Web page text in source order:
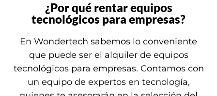
¿Por qué rentar equipos
tecnológicos para empresas?
En Wondertech sabemos lo conveniente
que puede ser el alquiler de equipos
tecnológicos para empresas. Contamos con
un equipo de expertos en tecnología,